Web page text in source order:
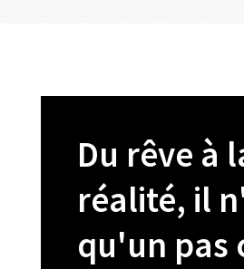
Du rêve à
réalité, il
qu'un pas